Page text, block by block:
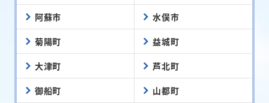
阿蘇市 水俣市
菊陽町 益城町
大津町 芦北町
御船町 山都町